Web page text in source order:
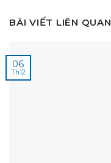
BÀI VIẾT LIÊN QUAN
06
Th12